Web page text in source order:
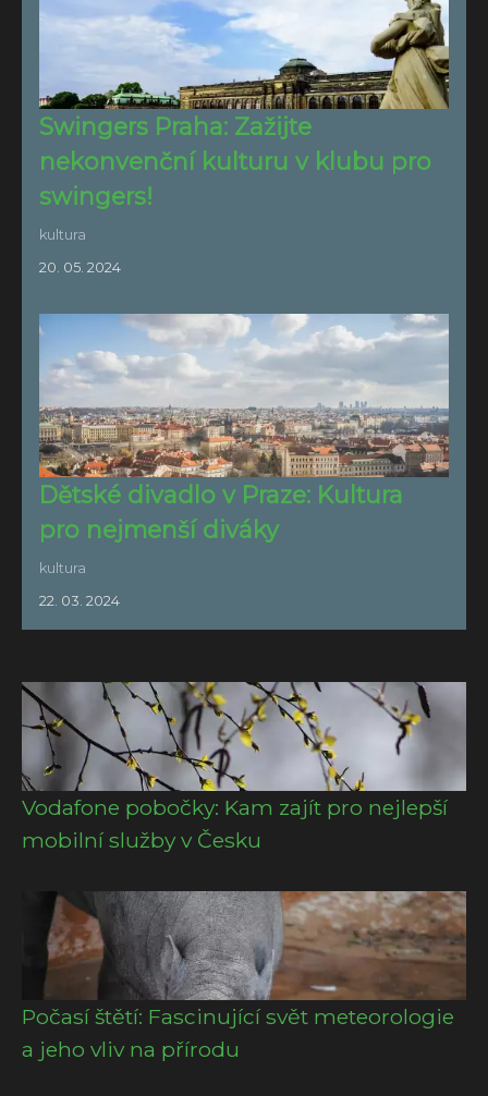
Swingers Praha: Zažijte
nekonvenční kulturu v klubu pro
swingers!
kultura
20. 05. 2024
Dětské divadlo v Praze: Kultura
pro nejmenší diváky
kultura
22. 03. 2024
Vodafone pobočky: Kam zajít pro nejlepší
mobilní služby v Česku
Počasí štětí: Fascinující svět meteorologie
a jeho vliv na přírodu